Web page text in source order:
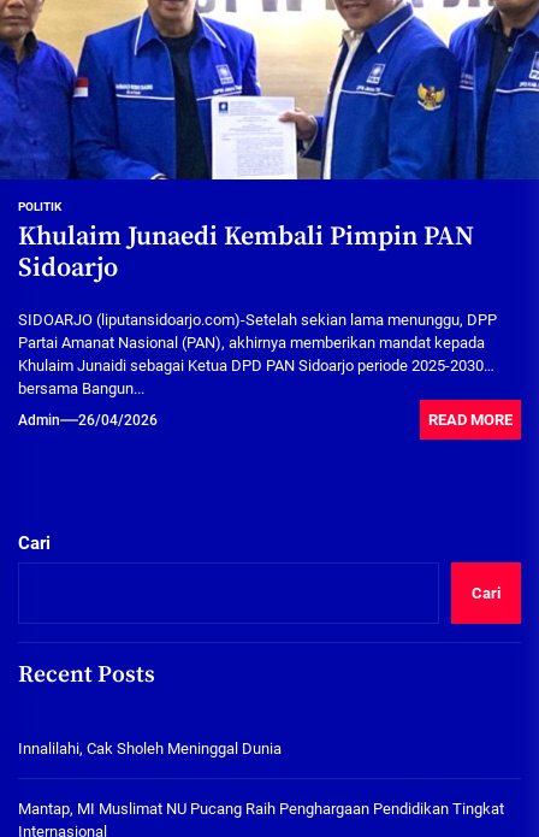
POLITIK
Khulaim Junaedi Kembali Pimpin PAN
Sidoarjo
SIDOARJO (liputansidoarjo.com)-Setelah sekian lama menunggu, DPP
Partai Amanat Nasional (PAN), akhirnya memberikan mandat kepada
Khulaim Junaidi sebagai Ketua DPD PAN Sidoarjo periode 2025-2030
bersama Bangun...
Admin 26/04/2026 READ MORE
Cari
Cari
Recent Posts
Innalilahi, Cak Sholeh Meninggal Dunia
Mantap, MI Muslimat NU Pucang Raih Penghargaan Pendidikan Tingkat
Internasional